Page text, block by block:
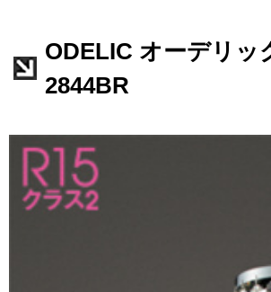
ODELIC オーデリッ
2844BR